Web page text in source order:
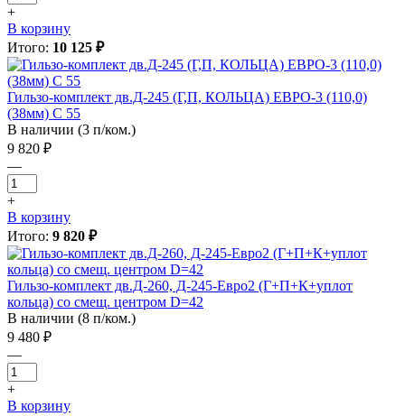
+
В корзину
Итого: 10 125 ₽
Гильзо-комплект дв.Д-245 (Г,П, КОЛЬЦА) ЕВРО-3 (110,0)
(38мм) С 55
В наличии (3 п/ком.)
9 820 ₽
—
+
В корзину
Итого: 9 820 ₽
Гильзо-комплект дв.Д-260, Д-245-Евро2 (Г+П+К+уплот
кольца) со смещ. центром D=42
В наличии (8 п/ком.)
9 480 ₽
—
+
В корзину